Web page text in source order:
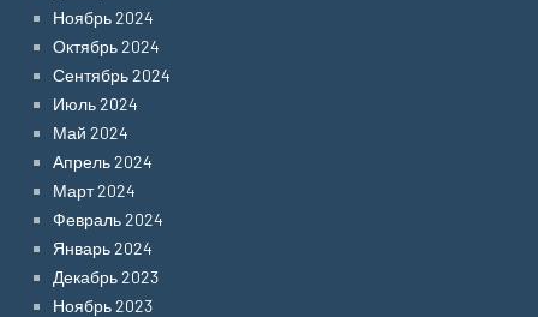
Ноябрь 2024
Октябрь 2024
Сентябрь 2024
Июль 2024
Май 2024
Апрель 2024
Март 2024
Февраль 2024
Январь 2024
Декабрь 2023
Ноябрь 2023